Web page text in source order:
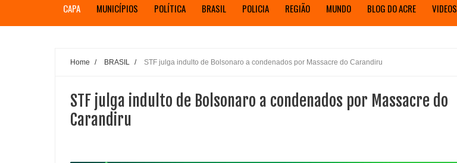
CAPA MUNICÍPIOS POLÍTICA BRASIL POLICIA REGIÃO MUNDO BLOG DO ACRE VIDEOS
Home / BRASIL / STF julga indulto de Bolsonaro a condenados por Massacre do Carandiru
STF julga indulto de Bolsonaro a condenados por Massacre do
Carandiru